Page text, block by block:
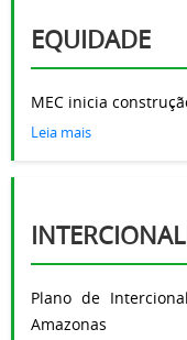
EQUIDADE
MEC inicia
Leia mais
Plano de
Amazonas